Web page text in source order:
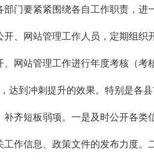
门要紧紧围绕各自工作职责，
、网站管理工作人员，定期组织
网站管理工作进行年度考核（
到冲刺提升的效果。特别是各
补齐短板弱项。一是及时公开各
作信息、政策文件的发布力度